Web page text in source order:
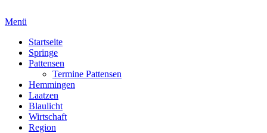
Menü
Startseite
Springe
Pattensen
Termine Pattensen
Hemmingen
Laatzen
Blaulicht
Wirtschaft
Region